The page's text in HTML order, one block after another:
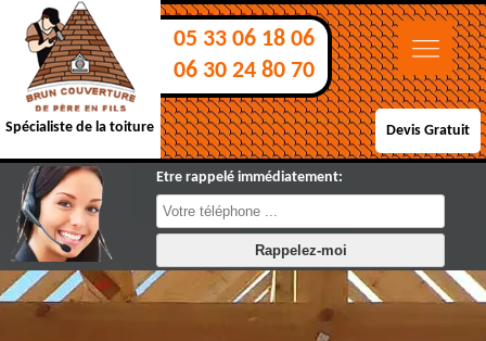
Spécialiste de la toiture
05 33 06 18 06
06 30 24 80 70
Devis Gratuit
Etre rappelé immédiatement: